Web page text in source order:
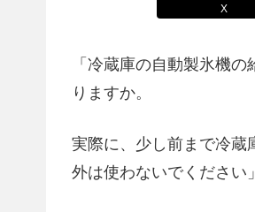
X
「冷蔵庫の自動製氷機
りますか。
実際に、少し前まで冷蔵
外は使わないでください